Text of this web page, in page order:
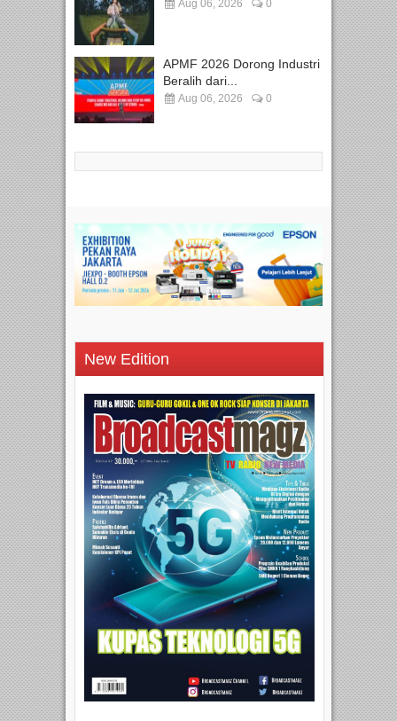
Aug 06, 2026 0
APMF 2026 Dorong Industri
Beralih dari...
Aug 06, 2026 0
New Edition